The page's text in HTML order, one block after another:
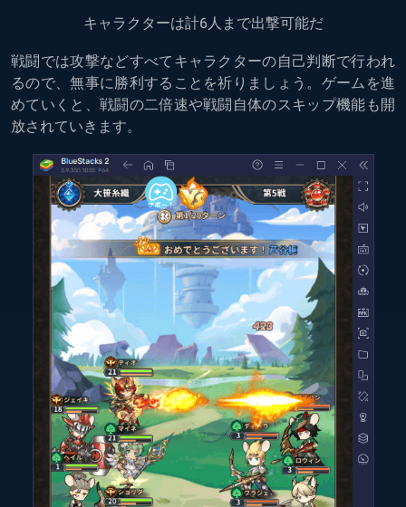
キャラクターは計6人まで出撃可能だ
戦闘では攻撃などすべてキャラクターの自己判断で行われ
るので、無事に勝利することを祈りましょう。ゲームを進
めていくと、戦闘の二倍速や戦闘自体のスキップ機能も開
放されていきます。